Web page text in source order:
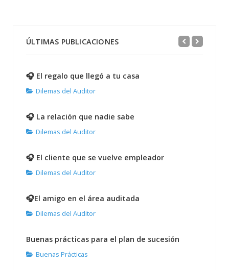
ÚLTIMAS PUBLICACIONES
🎧 El regalo que llegó a tu casa
Dilemas del Auditor
🎧 La relación que nadie sabe
Dilemas del Auditor
🎧 El cliente que se vuelve empleador
Dilemas del Auditor
🎧El amigo en el área auditada
Dilemas del Auditor
Buenas prácticas para el plan de sucesión
Buenas Prácticas